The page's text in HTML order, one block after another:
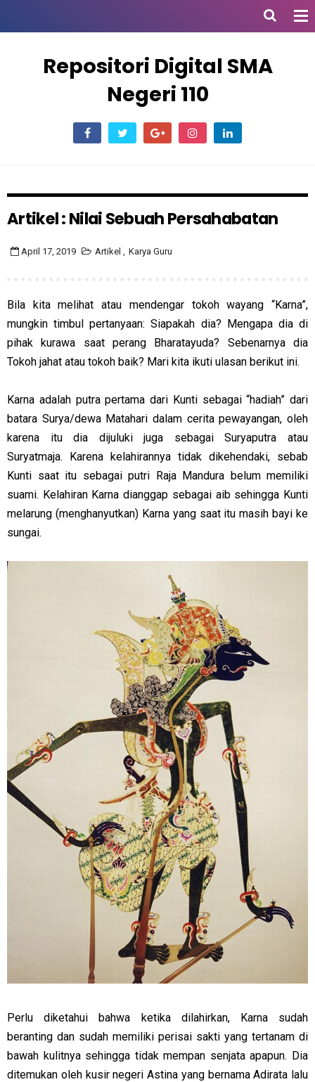
Repositori Digital SMA
Negeri 110
Artikel : Nilai Sebuah Persahabatan
April 17, 2019 Artikel , Karya Guru
Bila kita melihat atau mendengar tokoh wayang “Karna”,
mungkin timbul pertanyaan: Siapakah dia? Mengapa dia di
pihak kurawa saat perang Bharatayuda? Sebenarnya dia
Tokoh jahat atau tokoh baik? Mari kita ikuti ulasan berikut ini.
Karna adalah putra pertama dari Kunti sebagai “hadiah” dari
batara Surya/dewa Matahari dalam cerita pewayangan, oleh
karena itu dia dijuluki juga sebagai Suryaputra atau
Suryatmaja. Karena kelahirannya tidak dikehendaki, sebab
Kunti saat itu sebagai putri Raja Mandura belum memiliki
suami. Kelahiran Karna dianggap sebagai aib sehingga Kunti
melarung (menghanyutkan) Karna yang saat itu masih bayi ke
sungai.
Perlu diketahui bahwa ketika dilahirkan, Karna sudah
beranting dan sudah memiliki perisai sakti yang tertanam di
bawah kulitnya sehingga tidak mempan senjata apapun. Dia
ditemukan oleh kusir negeri Astina yang bernama Adirata lalu